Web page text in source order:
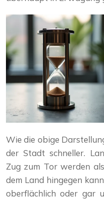
Wie die obige
der Stadt schneller.
Zug zum Tor werden
dem Land hingegen
oberflächlich oder gar